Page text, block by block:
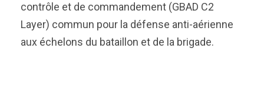
contrôle et de commandement (GBAD C2
Layer) commun pour la défense anti-aérienne
aux échelons du bataillon et de la brigade.